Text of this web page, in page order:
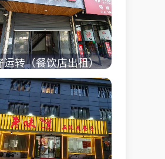
运转（餐饮店出租）
乡市濮院小区门口学
对面旺铺出租
立即查看 +